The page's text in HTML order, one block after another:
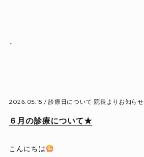
.
2026.05.15 /診療日について 院長よりお知らせ
６月の診療について★
こんにちは